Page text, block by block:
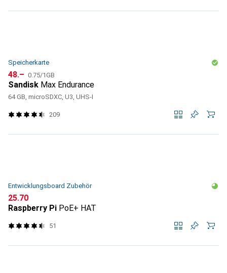
Speicherkarte
CHF
48.– CHF
0.75/1GB
Sandisk Max Endurance
64 GB, microSDXC, U3, UHS-I
209
Entwicklungsboard Zubehör
CHF
25.70
Raspberry Pi PoE+ HAT
51